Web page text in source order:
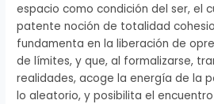
espacio como condición del ser, el
patente noción de totalidad
fundamenta en la liberación de
de límites, y que, al formalizarse,
realidades, acoge la energía de la
lo aleatorio, y posibilita el